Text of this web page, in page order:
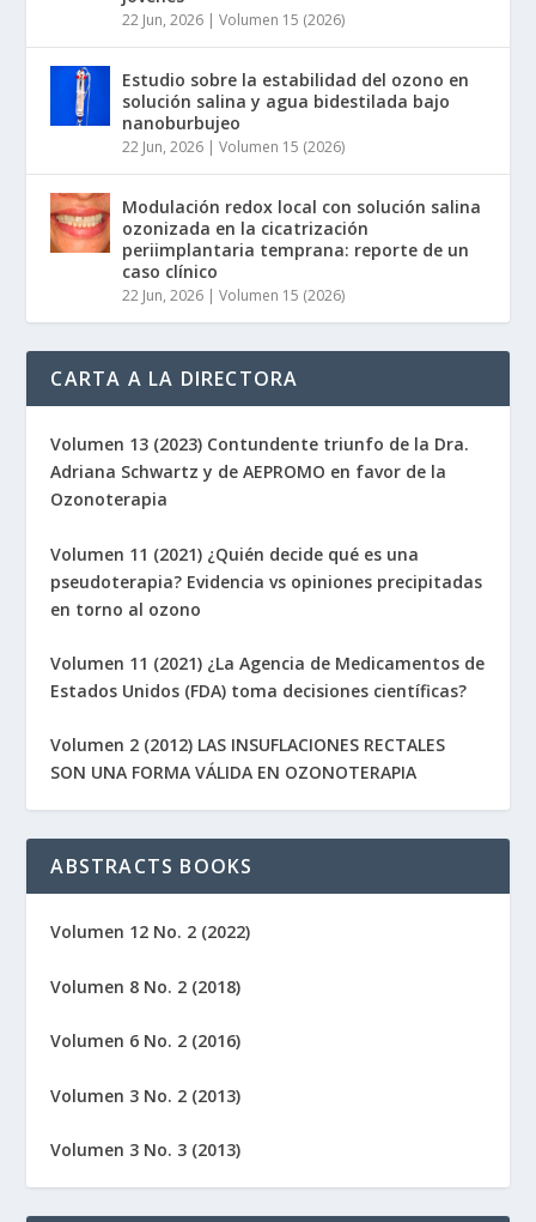
22 Jun, 2026 |Volumen 15 (2026)
Estudio sobre la estabilidad del ozono en
solución salina y agua bidestilada bajo
nanoburbujeo
22 Jun, 2026 |Volumen 15 (2026)
Modulación redox local con solución salina
ozonizada en la cicatrización
periimplantaria temprana: reporte de un
caso clínico
22 Jun, 2026 |Volumen 15 (2026)
CARTA A LA DIRECTORA
Volumen 13 (2023) Contundente triunfo de la Dra.
Adriana Schwartz y de AEPROMO en favor de la
Ozonoterapia
Volumen 11 (2021) ¿Quién decide qué es una
pseudoterapia? Evidencia vs opiniones precipitadas
en torno al ozono
Volumen 11 (2021) ¿La Agencia de Medicamentos de
Estados Unidos (FDA) toma decisiones científicas?
Volumen 2 (2012) LAS INSUFLACIONES RECTALES
SON UNA FORMA VÁLIDA EN OZONOTERAPIA
ABSTRACTS BOOKS
Volumen 12 No. 2 (2022)
Volumen 8 No. 2 (2018)
Volumen 6 No. 2 (2016)
Volumen 3 No. 2 (2013)
Volumen 3 No. 3 (2013)